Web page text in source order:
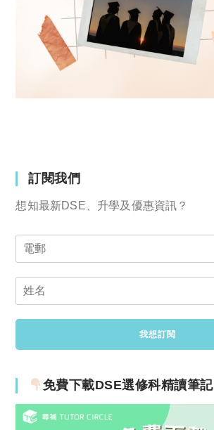
訂閱我們
想知最新DSE、升學及優惠資訊？
免費下載DSE選修科精讀筆記